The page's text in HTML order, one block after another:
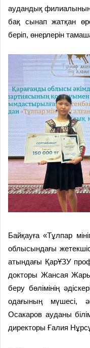
аудандық филиалының
бақ сынап жатқан
беріп, өнерлерін
Байқауға «Тұлпар
облысындағы
атындағы ҚарҰЗУ
докторы Жансая
беру бөлімінің
одағының мүшесі,
Осакаров ауданы
директоры Ғалия